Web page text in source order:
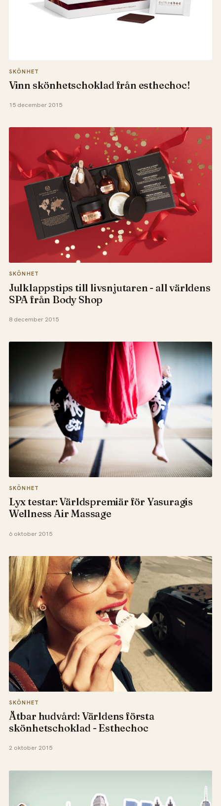
SKÖNHET
Vinn skönhetschoklad från esthechoc!
15 december 2015
SKÖNHET
Julklappstips till livsnjutaren - all världens
SPA från Body Shop
8 december 2015
SKÖNHET
Lyx testar: Världspremiär för Yasuragis
Wellness Air Massage
6 oktober 2015
SKÖNHET
Ätbar hudvård: Världens första
skönhetschoklad - Esthechoc
2 oktober 2015